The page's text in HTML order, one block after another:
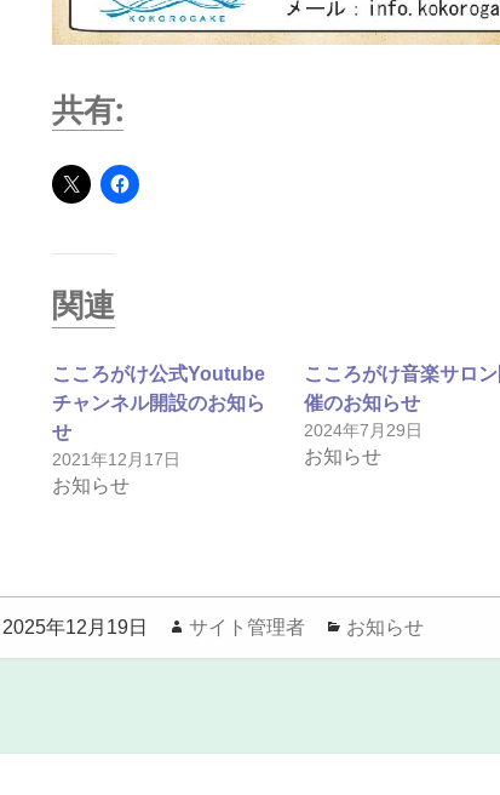
共有:
関連
こころがけ公式Youtube
チャンネル開設のお知ら
せ
2021年12月17日
お知らせ
こころがけ音楽サロン
催のお知らせ
2024年7月29日
お知らせ
投
稿
2025年12月19日
作
成
サイト管理者
カ
テ
お知らせ